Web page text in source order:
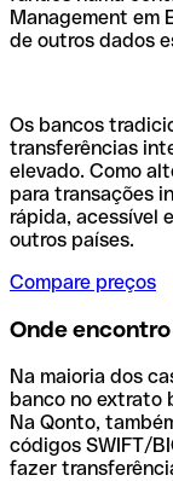
Management em
de outros dados
Os bancos
transferências
elevado. Como
para transações
rápida, acessível
outros países.
Compare preços
Onde
Na maioria dos
banco no extrato
Na Qonto,
códigos SWIFT/
fazer